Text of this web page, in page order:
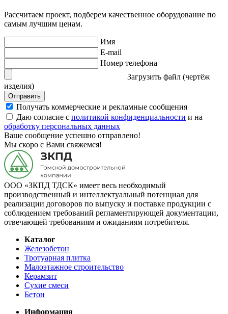
Рассчитаем проект, подберем качественное оборудование по
самым лучшим ценам.
Имя
E-mail
Номер телефона
Загрузить файл (чертёж
изделия)
Отправить
Получать коммерческие и рекламные сообщения
Даю согласие с политикой конфиденциальности и на
обработку персональных данных
Ваше сообщение успешно отправлено!
Мы скоро с Вами свяжемся!
ООО «ЗКПД ТДСК» имеет весь необходимый
производственный и интеллектуальный потенциал для
реализации договоров по выпуску и поставке продукции с
соблюдением требований регламентирующей документации,
отвечающей требованиям и ожиданиям потребителя.
Каталог
Железобетон
Тротуарная плитка
Малоэтажное строительство
Керамзит
Сухие смеси
Бетон
Информация